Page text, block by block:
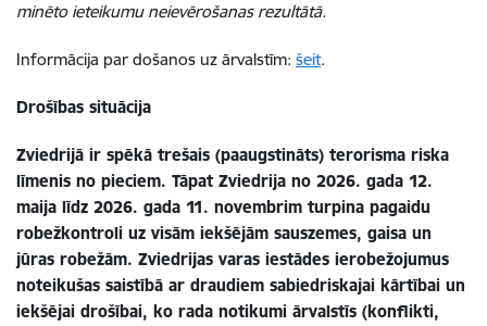
minēto ieteikumu neievērošanas rezultātā.
Informācija par došanos uz ārvalstīm: šeit.
Drošības situācija
Zviedrijā ir spēkā trešais (paaugstināts) terorisma riska
līmenis no pieciem. Tāpat Zviedrija no 2026. gada 12.
maija līdz 2026. gada 11. novembrim turpina pagaidu
robežkontroli uz visām iekšējām sauszemes, gaisa un
jūras robežām. Zviedrijas varas iestādes ierobežojumus
noteikušas saistībā ar draudiem sabiedriskajai kārtībai un
iekšējai drošībai, ko rada notikumi ārvalstīs (konflikti,